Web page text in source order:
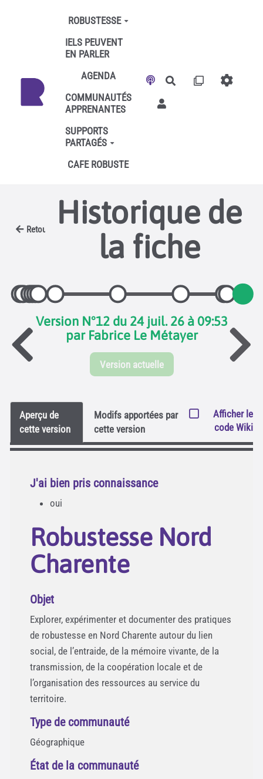
Aller au contenu principal
ROBUSTESSE
IELS PEUVENT
EN PARLER
AGENDA
COMMUNAUTÉS
APPRENANTES
SUPPORTS
PARTAGÉS
CAFE ROBUSTE
Rechercher
Retour
Historique de
la fiche
Version N°12 du 24 juil. 26 à 09:53
par Fabrice Le Métayer
Version actuelle
Aperçu de
cette version
Modifs apportées par
cette version
Afficher le
code Wiki
J'ai bien pris connaissance
oui
Robustesse Nord
Charente
Objet
Explorer, expérimenter et documenter des pratiques
de robustesse en Nord Charente autour du lien
social, de l’entraide, de la mémoire vivante, de la
transmission, de la coopération locale et de
l’organisation des ressources au service du
territoire.
Type de communauté
Géographique
État de la communauté